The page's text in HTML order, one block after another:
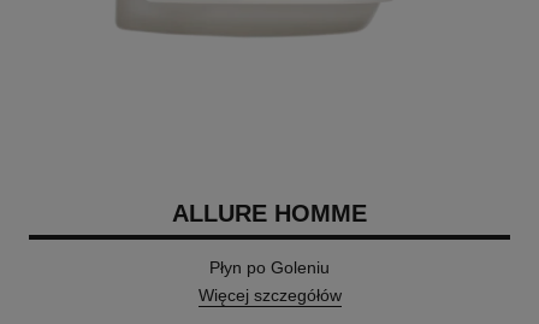
ALLURE HOMME
Płyn po Goleniu
Więcej szczegółów